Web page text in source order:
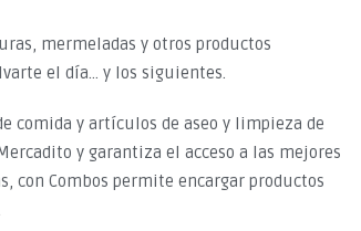
mermeladas y otros productos
el día… y los siguientes.
comida y artículos de aseo y limpieza de
y garantiza el acceso a las mejores
con Combos permite encargar productos